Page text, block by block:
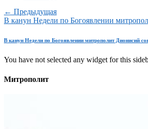
← Предыдущая
В канун Недели по Богоявлении
В канун Недели по Богоявлении митрополит Дионисий
You have not selected any widget for this
Митрополит